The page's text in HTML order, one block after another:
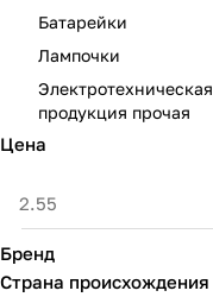
Батарейки
Лампочки
Электротехническая
продукция прочая
Цена
Бренд
Страна происхождения